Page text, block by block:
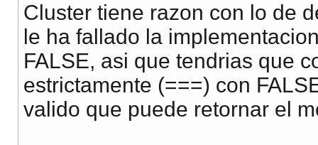
Cluster tiene razon con lo de
le ha fallado la
FALSE, asi que tendrias que
estrictamente (===) con
valido que puede retornar el